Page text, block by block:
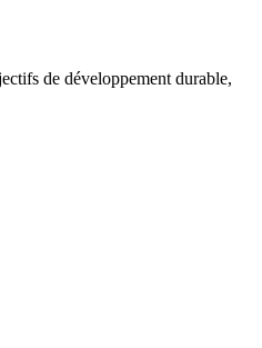
de développement durable,